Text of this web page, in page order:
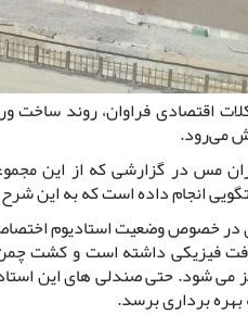
اقتصادی فراوان، روند
می‌رود.
مس در گزارشی که از این
انجام داده است که به این
فیزیکی داشته است و کشت چمن
می شود. حتی صندلی های این